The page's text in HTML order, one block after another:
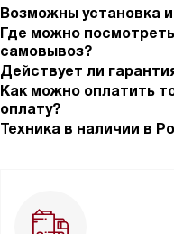
Возможны установка
Где можно
самовывоз?
Действует ли
Как можно оплатить
оплату?
Техника в наличии в